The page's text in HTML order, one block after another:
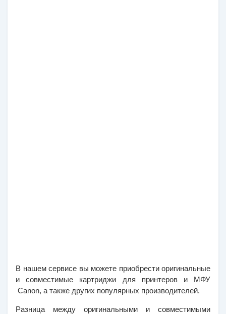
В нашем сервисе вы можете приобрести оригинальные
и совместимые картриджи для принтеров и МФУ
Canon, а также других популярных производителей.
Разница между оригинальными и совместимыми